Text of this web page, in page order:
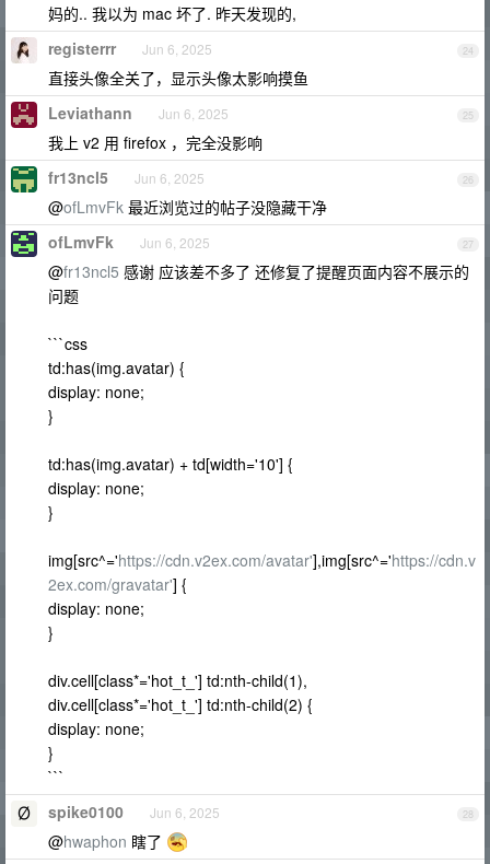
妈的.. 我以为 mac 坏了. 昨天发现的,
24
registerrr Jun 6, 2025
直接头像全关了，显示头像太影响摸鱼
25
Leviathann Jun 6, 2025
我上 v2 用 firefox ，完全没影响
26
fr13ncl5 Jun 6, 2025
@ofLmvFk 最近浏览过的帖子没隐藏干净
27
ofLmvFk Jun 6, 2025
@fr13ncl5 感谢 应该差不多了 还修复了提醒页面内容不展示的
问题
```css
td:has(img.avatar) {
display: none;
}
td:has(img.avatar) + td[width='10'] {
display: none;
}
img[src^='https://cdn.v2ex.com/avatar'],img[src^='https://cdn.v
2ex.com/gravatar'] {
display: none;
}
div.cell[class*='hot_t_'] td:nth-child(1),
div.cell[class*='hot_t_'] td:nth-child(2) {
display: none;
}
```
28
spike0100 Jun 6, 2025
@hwaphon 瞎了